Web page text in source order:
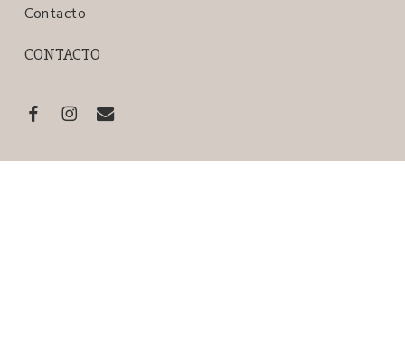
Subtotal:
Ver carrito
Contacto
CONTACTO